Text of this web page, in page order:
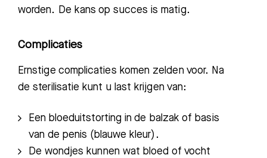
worden. De kans op succes is matig.
Complicaties
Ernstige complicaties komen zelden voor. Na
de sterilisatie kunt u last krijgen van:
Een bloeduitstorting in de balzak of basis
van de penis (blauwe kleur).
De wondjes kunnen wat bloed of vocht